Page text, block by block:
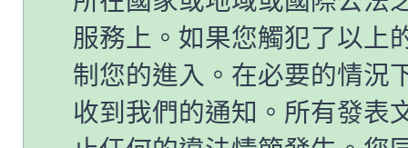
服務上。如果您觸犯了以上
制您的進入。在必要的情況
收到我們的通知。所有發表